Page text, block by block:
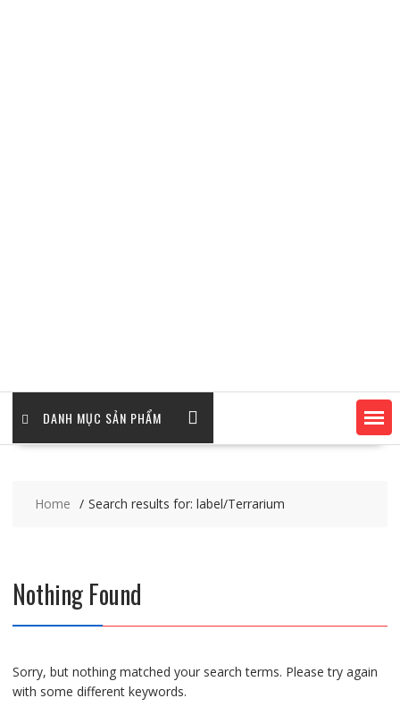
DANH MỤC SẢN PHẨM
Home Search results for: label/Terrarium
Nothing Found
Sorry, but nothing matched your search terms. Please try again
with some different keywords.